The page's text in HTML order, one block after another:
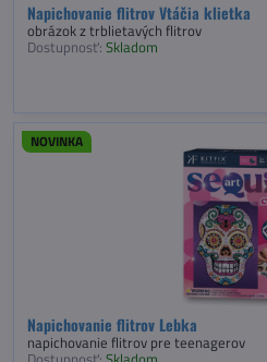
Napichovanie flitrov Vtáčia klietka
obrázok z trblietavých flitrov
Dostupnosť: Skladom
Napichovanie flitrov Lebka
NOVINKA
napichovanie flitrov pre teenagerov